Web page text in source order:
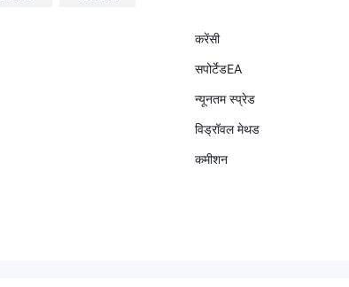
करेंसी
सपोर्टेडEA
न्यूनतम स्प्रेड
विड्रॉवल मेथड
कमीशन